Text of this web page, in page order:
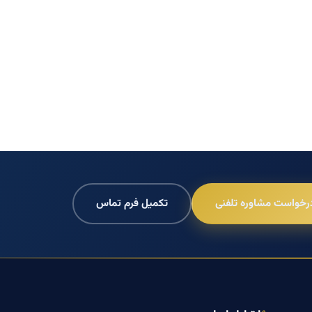
مشاوره تلفنی تکمیل فرم تماس